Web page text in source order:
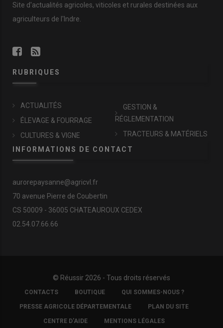
Site d'actualités agricoles, viticoles et rurales destinées aux
agriculteurs de l'Indre.
RUBRIQUES
ACTUALITÉS
ÉLEVAGE & FOURRAGE
CULTURES & VIGNE
GESTION &
RÉGLEMENTATION
TRACTEURS & MATÉRIELS
INFORMATIONS DE CONTACT
aurorepaysanne@agricvl.fr
70 avenue Pierre de Coubertin
CS 50009 - 36005 CHATEAUROUX CEDEX
02.54.07.66.66
© Réussir 2026 - Tous droits réservés
FOOTER
COPYRIGHT
CONTACTS BOUTIQUE QUI SOMMES-NOUS ?
PRESSE AGRICOLE DÉPARTEMENTALE PLAN DU SITE
CENTRE D'AIDE MENTIONS LÉGALES